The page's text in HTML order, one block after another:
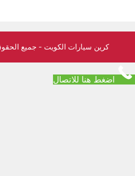
كرين سيارات الكويت - جميع الحقوق
اضغط هنا للاتصال